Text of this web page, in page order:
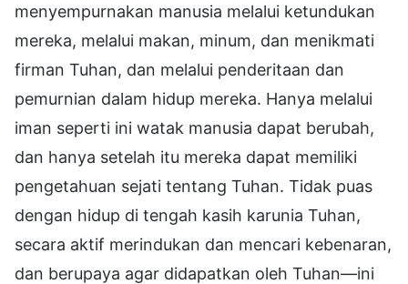
menyempurnakan manusia melalui ketundukan
mereka, melalui makan, minum, dan menikmati
firman Tuhan, dan melalui penderitaan dan
pemurnian dalam hidup mereka. Hanya melalui
iman seperti ini watak manusia dapat berubah,
dan hanya setelah itu mereka dapat memiliki
pengetahuan sejati tentang Tuhan. Tidak puas
dengan hidup di tengah kasih karunia Tuhan,
secara aktif merindukan dan mencari kebenaran,
dan berupaya agar didapatkan oleh Tuhan—ini